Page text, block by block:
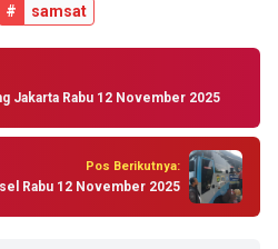
# samsat
Jakarta Rabu 12 November 2025
Pos Berikutnya:
Rabu 12 November 2025